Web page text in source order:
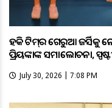
ହକି ଟିମ୍‌ର ଗେରୁଆ ଜର୍ସିକୁ
ପ୍ରିୟଙ୍କାଙ୍କ ସମାଲୋଚନା,
July 30, 2026 | 7:08 PM